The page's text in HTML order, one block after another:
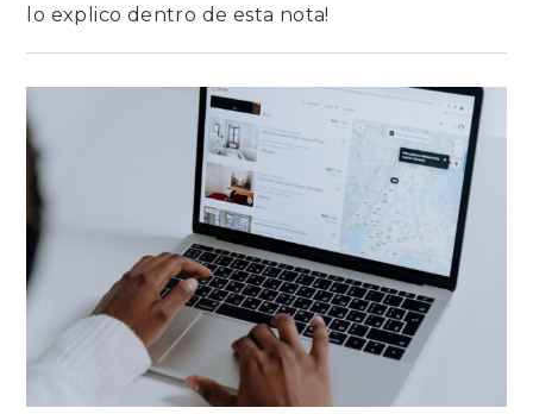
lo explico dentro de esta nota!
CÓMO
ASEGURAR
TU
VISIBLE
RESULTADOS
DE
BÚSQUEDA